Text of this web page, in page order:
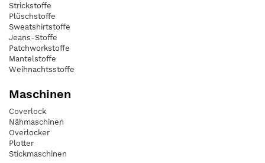
Strickstoffe
Plüschstoffe
Sweatshirtstoffe
Jeans-Stoffe
Patchworkstoffe
Mantelstoffe
Weihnachtsstoffe
Maschinen
Coverlock
Nähmaschinen
Overlocker
Plotter
Stickmaschinen